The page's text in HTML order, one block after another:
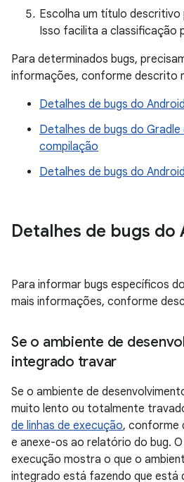
Escolha um título
Isso facilita a classificação
Para determinados bugs,
informações, conforme descrito
Detalhes de bugs do
Detalhes de bugs do
compilação
Detalhes de bugs do
Detalhes de bugs do
Para informar bugs específicos
mais informações, conforme
Se o ambiente de
integrado travar
Se o ambiente de
muito lento ou totalmente
de linhas de execução, conforme
e anexe-os ao relatório do bug.
execução mostra o que o
integrado está fazendo que está